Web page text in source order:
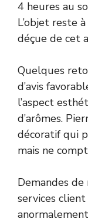
4 heures au
L’objet reste
déçue de cet
Quelques
d’avis
l’aspect
d’arômes.
décoratif qui
mais ne
Demandes
services